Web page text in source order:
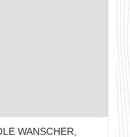
WANSCHER,